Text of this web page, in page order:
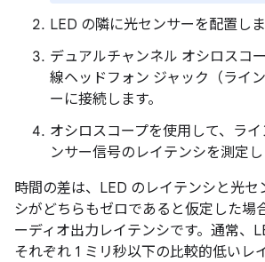
LED の隣に光センサーを配置しま
デュアルチャンネル オシロスコ
線ヘッドフォン ジャック（ライ
ーに接続します。
オシロスコープを使用して、ラ
ンサー信号のレイテンシを測定し
時間の差は、LED のレイテンシと光セ
シがどちらもゼロであると仮定した場
ーディオ出力レイテンシです。通常、
それぞれ 1 ミリ秒以下の比較的低いレ